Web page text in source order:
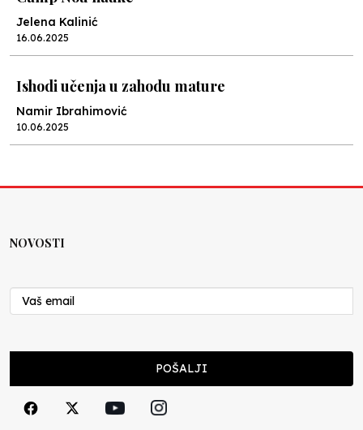
Jelena Kalinić
16.06.2025
Ishodi učenja u zahodu mature
Namir Ibrahimović
10.06.2025
Nenad Veličković
29.10.2024
Cuke i djeca
NOVOSTI
POŠALJI